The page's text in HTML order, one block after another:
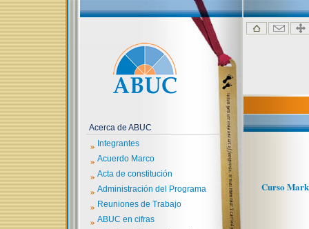
Acerca de ABUC
» Integrantes
» Acuerdo Marco
» Acta de constitución
» Administración del Programa
» Reuniones de Trabajo
» ABUC en cifras
Curso